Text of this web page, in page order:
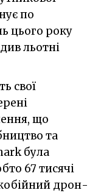
по
цього року
льотні
свої
що
та
була
67 тисячі
дрон-